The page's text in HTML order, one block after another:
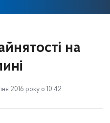
на
2016 року о 10:42